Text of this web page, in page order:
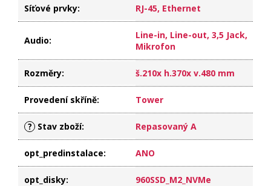
Síťové prvky: RJ-45, Ethernet
Audio:
Line-in, Line-out, 3,5 Jack,
Mikrofon
Rozměry: š.210x h.370x v.480 mm
Provedení skříně: Tower
? Stav zboží: Repasovaný A
opt_predinstalace: ANO
opt_disky: 960SSD_M2_NVMe